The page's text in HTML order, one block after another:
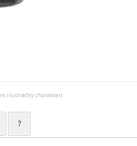
ilustračný charakter)
?